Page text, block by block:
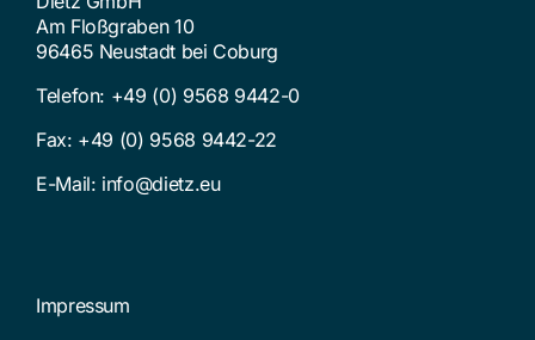
Am Floßgraben 10
96465 Neustadt bei Coburg
Telefon: +49 (0) 9568 9442-0
Fax: +49 (0) 9568 9442-22
E-Mail: info@dietz.eu
Impressum